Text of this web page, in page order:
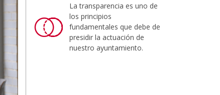
La transparencia es uno de
los principios
fundamentales que debe de
presidir la actuación de
nuestro ayuntamiento.